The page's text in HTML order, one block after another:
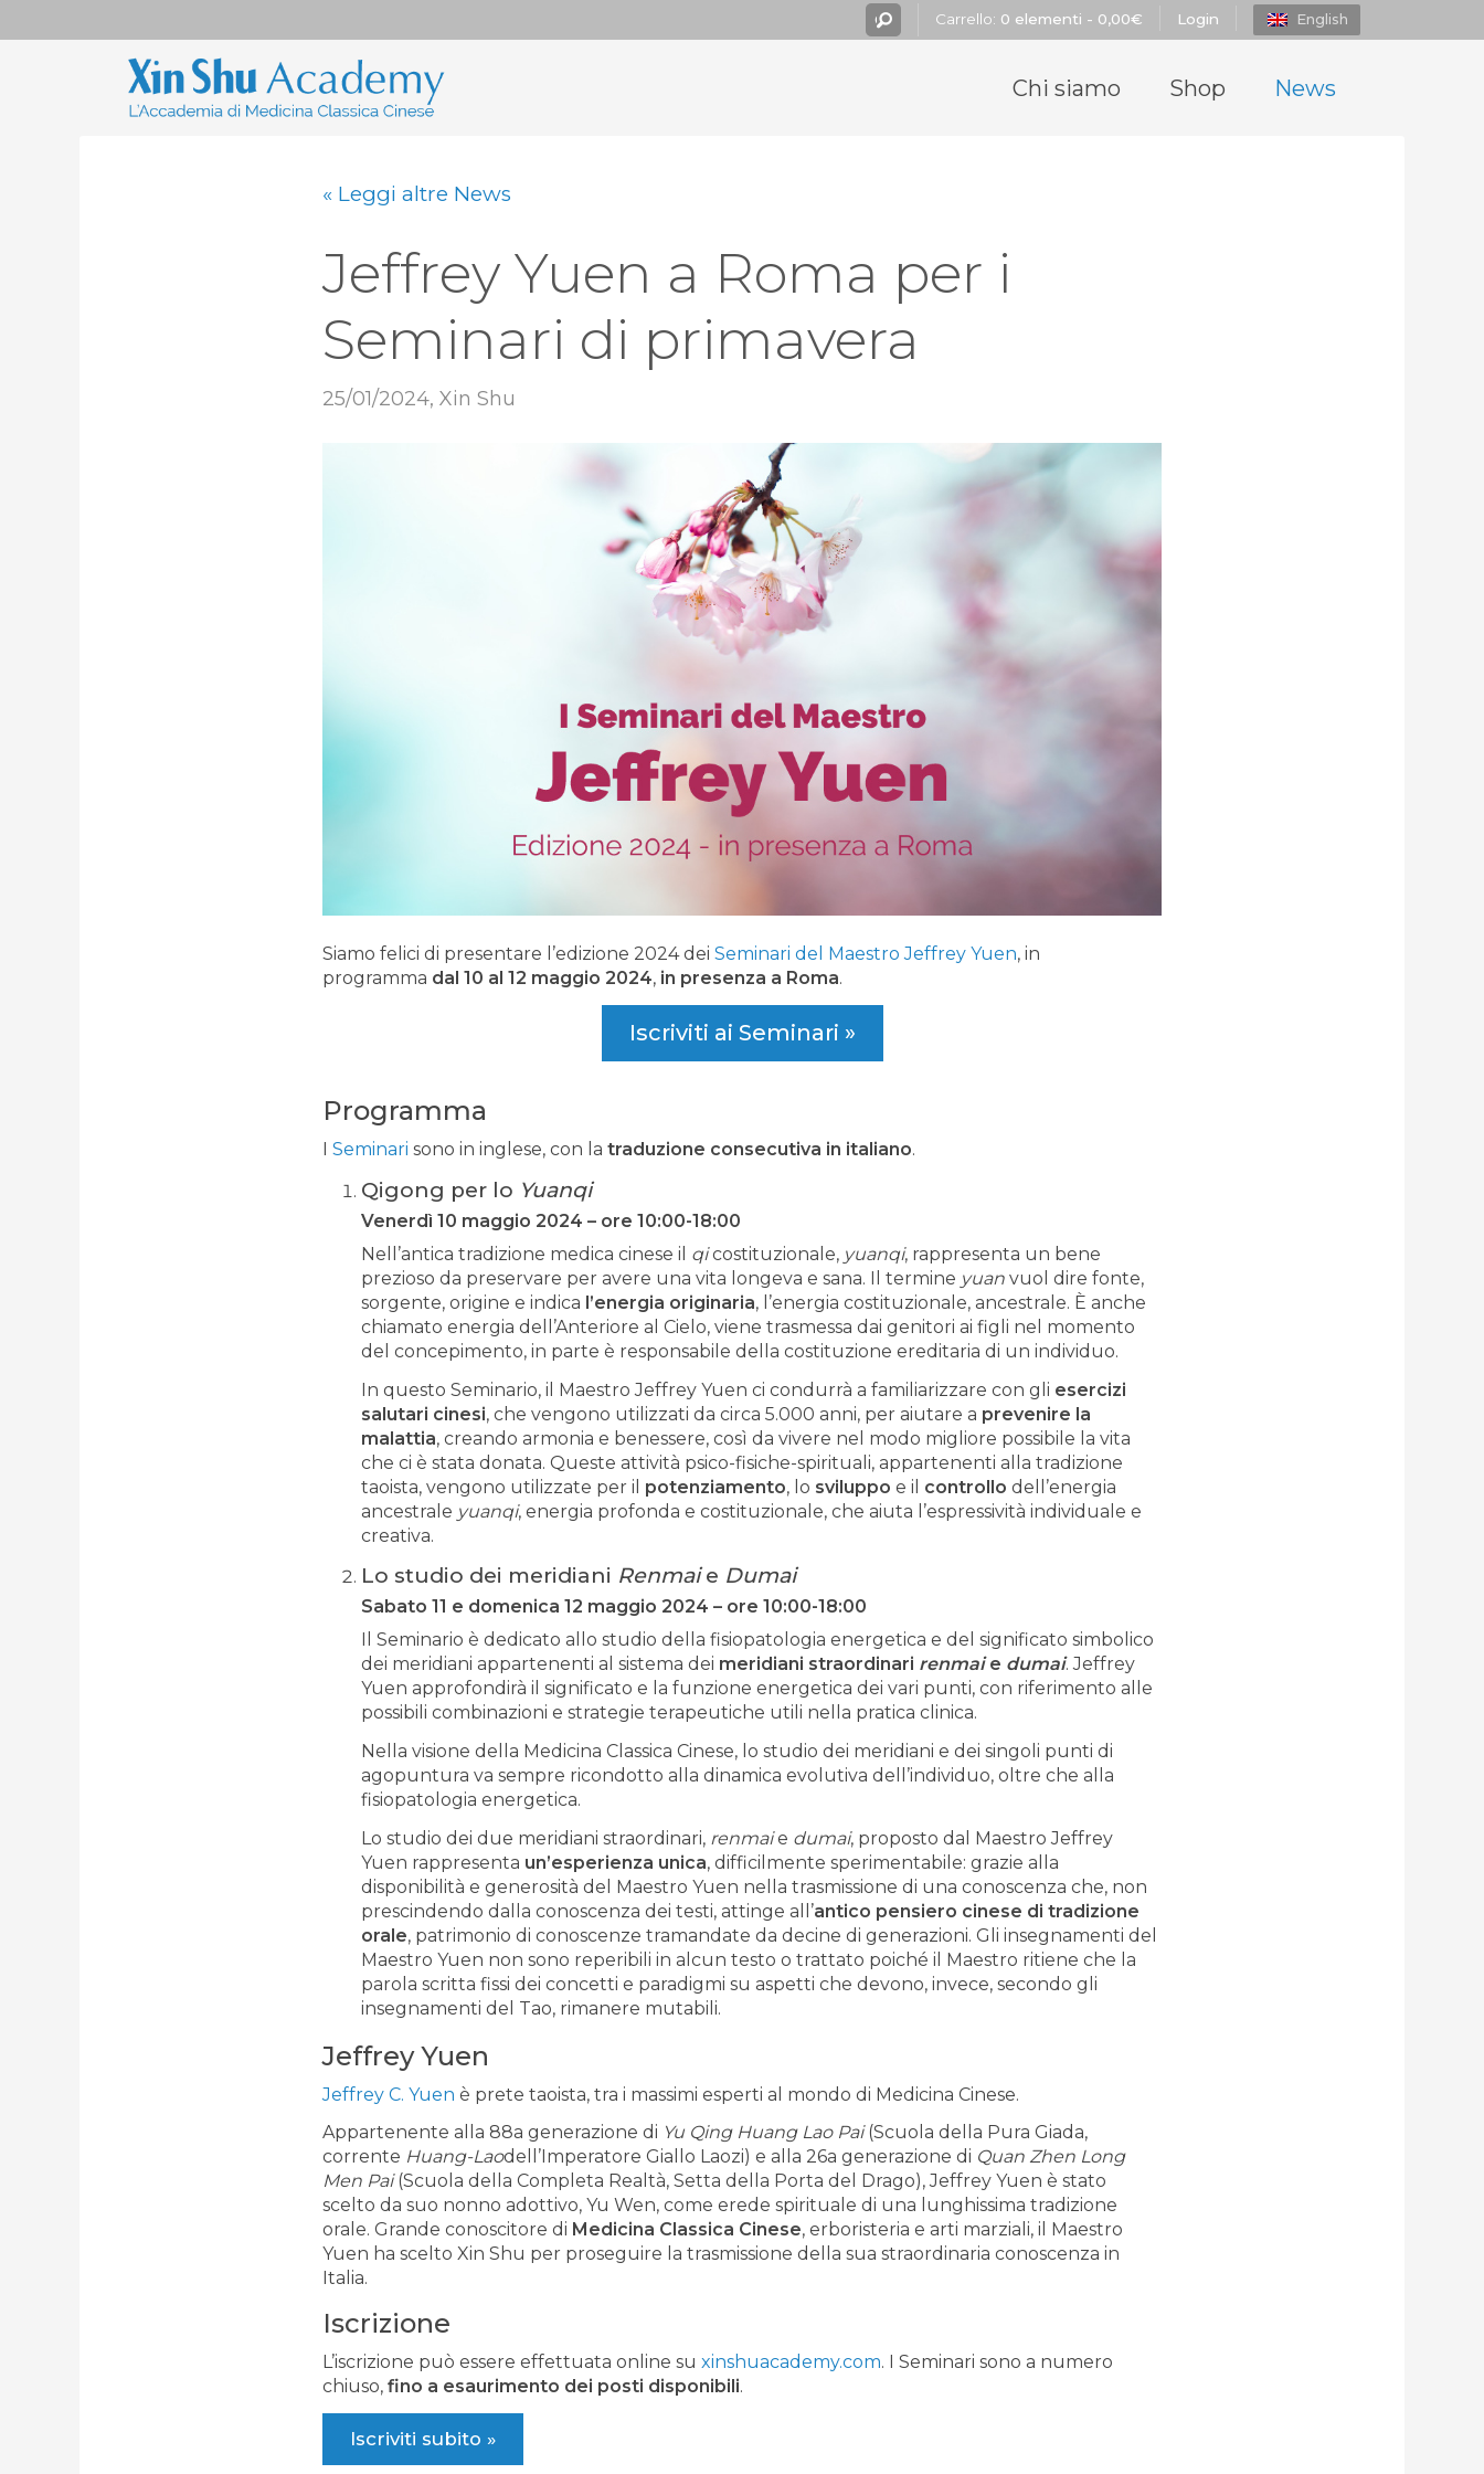
Carrello: 0 elementi - 0,00€ Login English
Chi siamo Shop News
« Leggi altre News
Jeffrey Yuen a Roma per i
Seminari di primavera
25/01/2024, Xin Shu
Siamo felici di presentare l’edizione 2024 dei Seminari del Maestro Jeffrey Yuen, in
programma dal 10 al 12 maggio 2024, in presenza a Roma.
Iscriviti ai Seminari »
Programma
Seminari sono in inglese, con la traduzione consecutiva in italiano.
Qigong per lo Yuanqi
Venerdì 10 maggio 2024 – ore 10:00-18:00
Nell’antica tradizione medica cinese il qicostituzionale, yuanqi, rappresenta un bene
prezioso da preservare per avere una vita longeva e sana. Il termine yuan vuol dire fonte,
sorgente, origine e indica l’energia originaria, l’energia costituzionale, ancestrale. È anche
chiamato energia dell’Anteriore al Cielo, viene trasmessa dai genitori ai figli nel momento
del concepimento, in parte è responsabile della costituzione ereditaria di un individuo.
In questo Seminario, il Maestro Jeffrey Yuen ci condurrà a familiarizzare con gli esercizi
salutari cinesi, che vengono utilizzati da circa 5.000 anni, per aiutare a prevenire la
malattia, creando armonia e benessere, così da vivere nel modo migliore possibile la vita
che ci è stata donata. Queste attività psico-fisiche-spirituali, appartenenti alla tradizione
taoista, vengono utilizzate per il potenziamento, lo sviluppo e il controllo dell’energia
ancestrale yuanqi, energia profonda e costituzionale, che aiuta l’espressività individuale e
creativa.
Lo studio dei meridiani Renmaie Dumai
Sabato 11 e domenica 12 maggio 2024 – ore 10:00-18:00
Il Seminario è dedicato allo studio della fisiopatologia energetica e del significato simbolico
dei meridiani appartenenti al sistema dei meridiani straordinari renmaie dumai. Jeffrey
Yuen approfondirà il significato e la funzione energetica dei vari punti, con riferimento alle
possibili combinazioni e strategie terapeutiche utili nella pratica clinica.
Nella visione della Medicina Classica Cinese, lo studio dei meridiani e dei singoli punti di
agopuntura va sempre ricondotto alla dinamica evolutiva dell’individuo, oltre che alla
fisiopatologia energetica.
Lo studio dei due meridiani straordinari, renmaie dumai, proposto dal Maestro Jeffrey
Yuen rappresenta un’esperienza unica, difficilmente sperimentabile: grazie alla
disponibilità e generosità del Maestro Yuen nella trasmissione di una conoscenza che, non
prescindendo dalla conoscenza dei testi, attinge all’antico pensiero cinese di tradizione
orale, patrimonio di conoscenze tramandate da decine di generazioni. Gli insegnamenti del
Maestro Yuen non sono reperibili in alcun testo o trattato poiché il Maestro ritiene che la
parola scritta fissi dei concetti e paradigmi su aspetti che devono, invece, secondo gli
insegnamenti del Tao, rimanere mutabili.
Jeffrey Yuen
Jeffrey C. Yuen è prete taoista, tra i massimi esperti al mondo di Medicina Cinese.
Appartenente alla 88a generazione di Yu Qing Huang Lao Pai(Scuola della Pura Giada,
corrente Huang-Laodell’Imperatore Giallo Laozi) e alla 26a generazione di Quan Zhen Long
Men Pai(Scuola della Completa Realtà, Setta della Porta del Drago), Jeffrey Yuen è stato
scelto da suo nonno adottivo, Yu Wen, come erede spirituale di una lunghissima tradizione
orale. Grande conoscitore di Medicina Classica Cinese, erboristeria e arti marziali, il Maestro
Yuen ha scelto Xin Shu per proseguire la trasmissione della sua straordinaria conoscenza in
Italia.
Iscrizione
L’iscrizione può essere effettuata online su xinshuacademy.com. I Seminari sono a numero
chiuso, fino a esaurimento dei posti disponibili.
Iscriviti subito »